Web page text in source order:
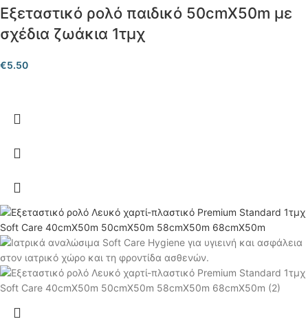
Εξεταστικό ρολό παιδικό 50cmX50m με
σχέδια ζωάκια 1τμχ
€5.50